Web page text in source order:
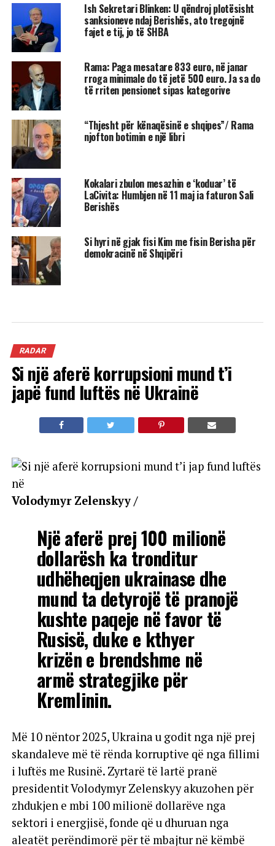
Ish Sekretari Blinken: U qëndroj plotësisht
sanksioneve ndaj Berishës, ato tregojnë
fajet e tij, jo të SHBA
Rama: Paga mesatare 833 euro, në janar
rroga minimale do të jetë 500 euro. Ja sa do
të rriten pensionet sipas kategorive
“Thjesht për kënaqësinë e shqipes”/ Rama
njofton botimin e një libri
Kokalari zbulon mesazhin e ‘koduar’ të
LaCivita: Humbjen në 11 maj ia faturon Sali
Berishës
Si hyri në gjak fisi Kim me fisin Berisha për
demokracinë në Shqipëri
RADAR
Si një aferë korrupsioni mund t’i
japë fund luftës në Ukrainë
Volodymyr Zelenskyy /
Një aferë prej 100 milionë
dollarësh ka tronditur
udhëheqjen ukrainase dhe
mund ta detyrojë të pranojë
kushte paqeje në favor të
Rusisë, duke e kthyer
krizën e brendshme në
armë strategjike për
Kremlinin.
Më 10 nëntor 2025, Ukraina u godit nga një prej
skandaleve më të rënda korruptive që nga fillimi
i luftës me Rusinë. Zyrtarë të lartë pranë
presidentit Volodymyr Zelenskyy akuzohen për
zhdukjen e mbi 100 milionë dollarëve nga
sektori i energjisë, fonde që u dhuruan nga
aleatët perëndimorë për të mbajtur në këmbë